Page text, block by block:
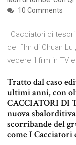
10 Comments
I Cacciatori di
del film di Chuan
vedere il film in TV
Tratto dal caso
ultimi anni, con
CACCIATORI DI
nuova
scorribande del
come I Cacciatori